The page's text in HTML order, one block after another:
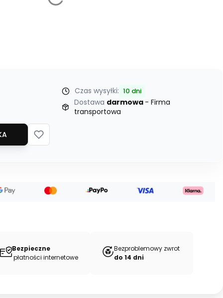
Czas wysyłki: 10 dni
Dostawa darmowa - Firma
transportowa
Bezpieczne
płatności internetowe
Bezproblemowy zwrot
do 14 dni